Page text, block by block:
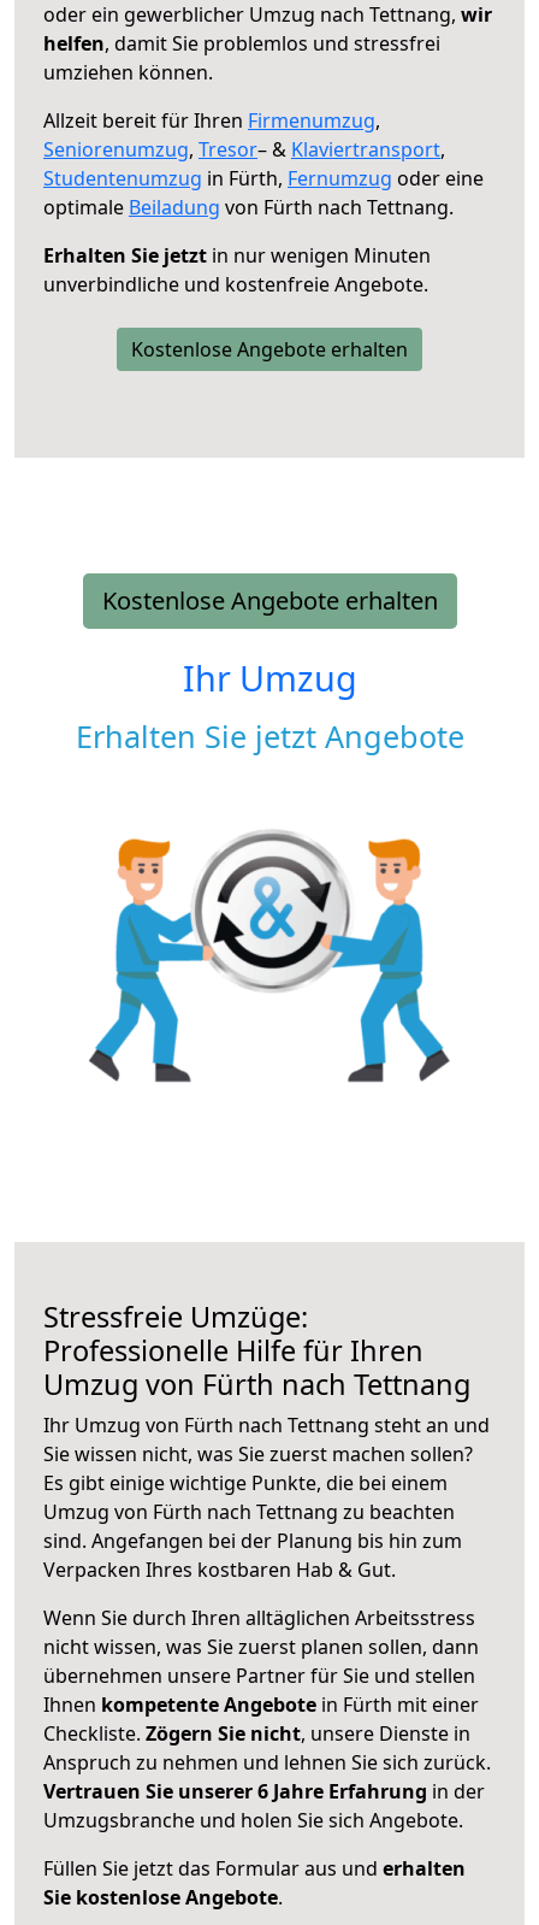
oder ein gewerblicher Umzug nach Tettnang, wir
helfen, damit Sie problemlos und stressfrei
umziehen können.
Allzeit bereit für Ihren Firmenumzug,
Seniorenumzug, Tresor– & Klaviertransport,
Studentenumzug in Fürth, Fernumzug oder eine
optimale Beiladung von Fürth nach Tettnang.
Erhalten Sie jetzt in nur wenigen Minuten
unverbindliche und kostenfreie Angebote.
Kostenlose Angebote erhalten
Kostenlose Angebote erhalten
Ihr Umzug
Erhalten Sie jetzt Angebote
Stressfreie Umzüge:
Professionelle Hilfe für Ihren
Umzug von Fürth nach Tettnang
Ihr Umzug von Fürth nach Tettnang steht an und
Sie wissen nicht, was Sie zuerst machen sollen?
Es gibt einige wichtige Punkte, die bei einem
Umzug von Fürth nach Tettnang zu beachten
sind. Angefangen bei der Planung bis hin zum
Verpacken Ihres kostbaren Hab & Gut.
Wenn Sie durch Ihren alltäglichen Arbeitsstress
nicht wissen, was Sie zuerst planen sollen, dann
übernehmen unsere Partner für Sie und stellen
Ihnen kompetente Angebote in Fürth mit einer
Checkliste. Zögern Sie nicht, unsere Dienste in
Anspruch zu nehmen und lehnen Sie sich zurück.
Vertrauen Sie unserer 6 Jahre Erfahrung in der
Umzugsbranche und holen Sie sich Angebote.
Füllen Sie jetzt das Formular aus und erhalten
Sie kostenlose Angebote.